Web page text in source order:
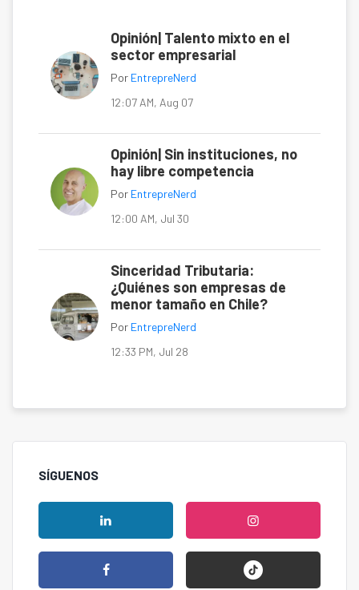
Opinión| Talento mixto en el
sector empresarial
Por EntrepreNerd
12:07 AM, Aug 07
Opinión| Sin instituciones, no
hay libre competencia
Por EntrepreNerd
12:00 AM, Jul 30
Sinceridad Tributaria:
¿Quiénes son empresas de
menor tamaño en Chile?
Por EntrepreNerd
12:33 PM, Jul 28
SÍGUENOS